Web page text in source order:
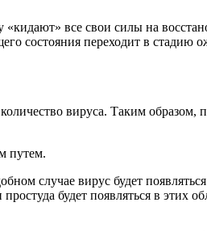
все свои силы на
состояния переходит в
вируса. Таким образом,
путем.
случае вирус будет
будет появляться в этих